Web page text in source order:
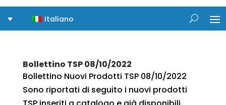
Italiano
Bollettino TSP 08/10/2022
Bollettino Nuovi Prodotti TSP 08/10/2022
Sono riportati di seguito i nuovi prodotti